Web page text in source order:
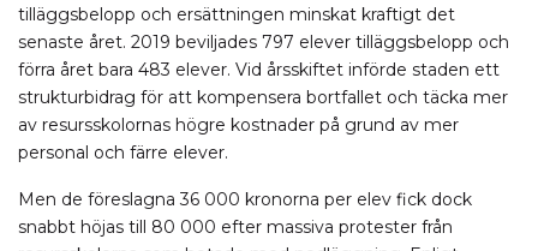
tilläggsbelopp och ersättningen minskat kraftigt det
senaste året. 2019 beviljades 797 elever tilläggsbelopp och
förra året bara 483 elever. Vid årsskiftet införde staden ett
strukturbidrag för att kompensera bortfallet och täcka mer
av resursskolornas högre kostnader på grund av mer
personal och färre elever.
Men de föreslagna 36 000 kronorna per elev fick dock
snabbt höjas till 80 000 efter massiva protester från